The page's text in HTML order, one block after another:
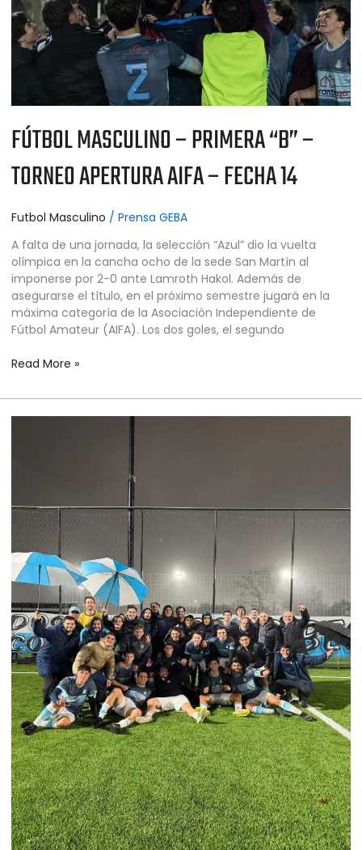
FÚTBOL MASCULINO – PRIMERA “B” –
TORNEO APERTURA AIFA – FECHA 14
Futbol Masculino / Prensa GEBA
A falta de una jornada, la selección “Azul” dio la vuelta
olímpica en la cancha ocho de la sede San Martín al
imponerse por 2-0 ante Lamroth Hakol. Además de
asegurarse el título, en el próximo semestre jugará en la
máxima categoría de la Asociación Independiente de
Fútbol Amateur (AIFA). Los dos goles, el segundo
APERTURA
AIFA
FECHA
Read More »
–
TORNEO
APERTURA
AIFA
–
FECHA
14